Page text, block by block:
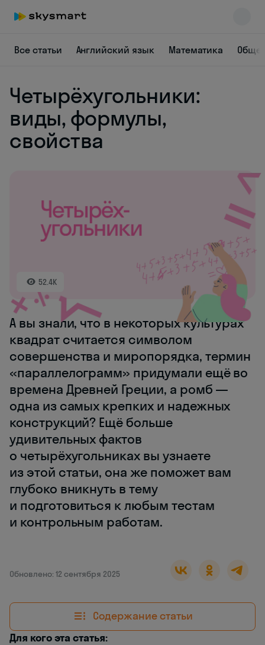
Все статьи Английский язык Математика
Четырёхугольники:
виды, формулы,
свойства
52.4K
А вы знали, что в некоторых культурах
квадрат считается символом
совершенства и миропорядка, термин
«параллелограмм» придумали ещё во
времена Древней Греции, а ромб —
одна из самых крепких и надежных
конструкций? Ещё больше
удивительных фактов
о четырёхугольниках вы узнаете
из этой статьи, она же поможет вам
глубоко вникнуть в тему
и подготовиться к любым тестам
и контрольным работам.
Обновлено: 12 сентября 2025
Содержание статьи
Для кого эта статья: